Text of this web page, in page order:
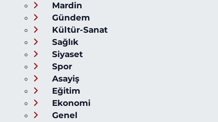
Mardin
Gündem
Kültür-Sanat
Sağlık
Siyaset
Spor
Asayiş
Eğitim
Ekonomi
Genel